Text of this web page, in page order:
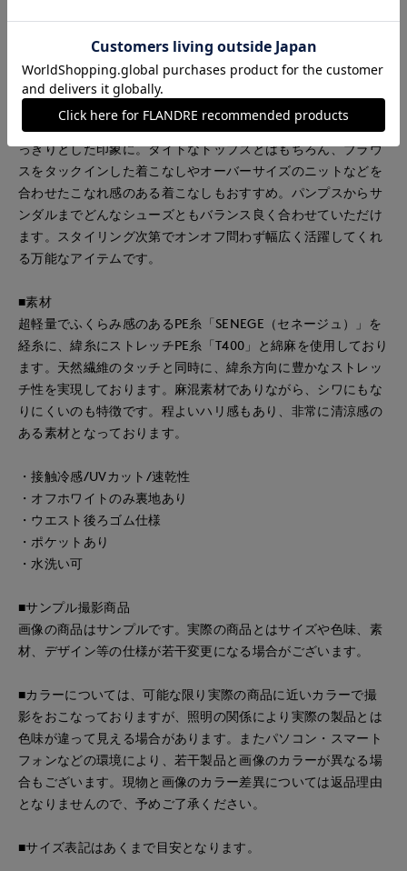
■デザイン
INEDで人気のセミワイドパンツをインベルトつきにアップデー
ト。ベルトをコーディネートできることでスタイルをより良く
みせ、おしゃれ度もUP。バックウエストにゴムを使用してお
り、ストレスフリーな穿き心地が魅力。リラックス感のあるセ
ミワイドシルエットでハイウエスト位置で引き締めることです
っきりとした印象に。タイトなトップスとはもちろん、ブラウ
スをタックインした着こなしやオーバーサイズのニットなどを
合わせたこなれ感のある着こなしもおすすめ。パンプスからサ
ンダルまでどんなシューズともバランス良く合わせていただけ
ます。スタイリング次第でオンオフ問わず幅広く活躍してくれ
る万能なアイテムです。
■素材
超軽量でふくらみ感のあるPE糸「SENEGE（セネージュ）」を
経糸に、緯糸にストレッチPE糸「T400」と綿麻を使用しており
ます。天然繊維のタッチと同時に、緯糸方向に豊かなストレッ
チ性を実現しております。麻混素材でありながら、シワにもな
りにくいのも特徴です。程よいハリ感もあり、非常に清涼感の
ある素材となっております。
・接触冷感/UVカット/速乾性
・オフホワイトのみ裏地あり
・ウエスト後ろゴム仕様
・ポケットあり
・水洗い可
■サンプル撮影商品
画像の商品はサンプルです。実際の商品とはサイズや色味、素
材、デザイン等の仕様が若干変更になる場合がございます。
■カラーについては、可能な限り実際の商品に近いカラーで撮
影をおこなっておりますが、照明の関係により実際の製品とは
色味が違って見える場合があります。またパソコン・スマート
フォンなどの環境により、若干製品と画像のカラーが異なる場
合もございます。現物と画像のカラー差異については返品理由
となりませんので、予めご了承ください。
■サイズ表記はあくまで目安となります。